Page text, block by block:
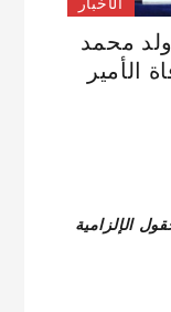
محمد
الأمير
الإلزامية